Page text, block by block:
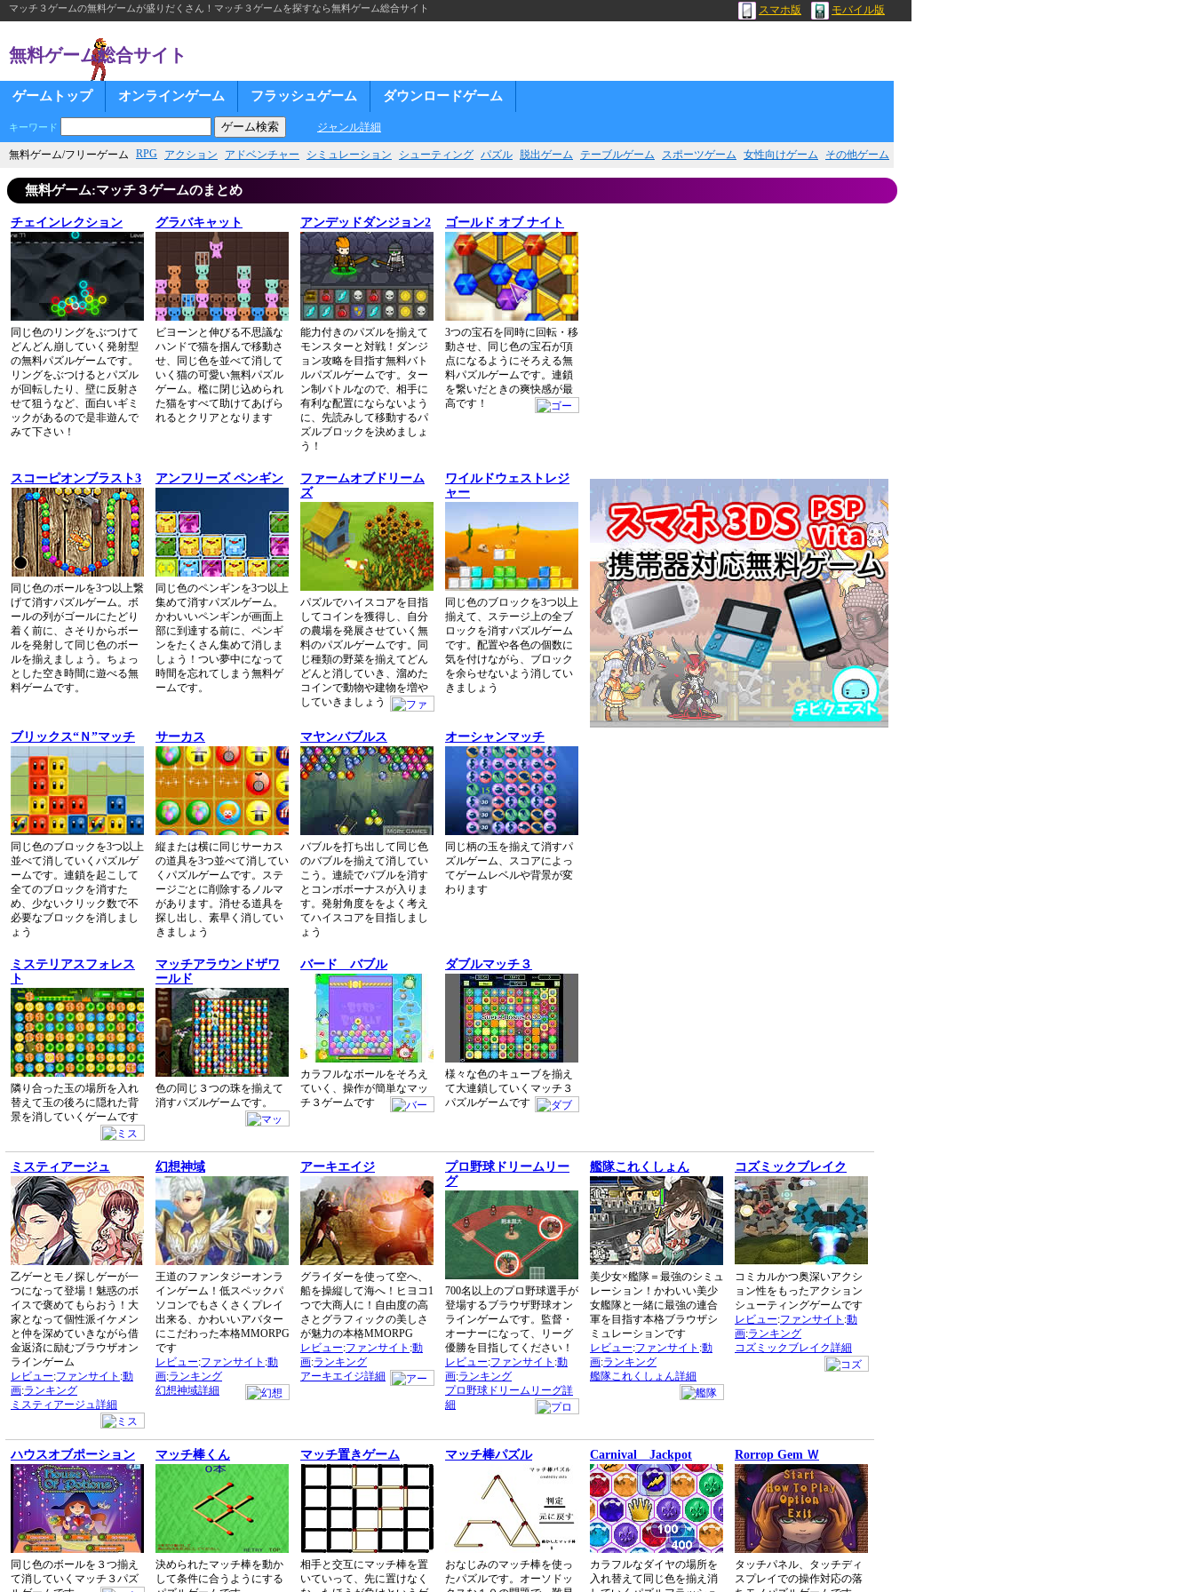
マッチ３ゲームの無料ゲームが盛りだくさん！マッチ３ゲームを探すなら無料ゲーム総合サイト スマホ版 モバイル版
無料ゲーム総合サイト
ゲームトップ オンラインゲーム フラッシュゲーム ダウンロードゲーム
キーワード ジャンル詳細
無料ゲーム/フリーゲーム RPG アクション アドベンチャー シミュレーション シューティング パズル 脱出ゲーム テーブルゲーム スポーツゲーム 女性向けゲーム その他ゲーム
無料ゲーム:マッチ３ゲームのまとめ
チェインレクション
同じ色のリングをぶつけて
どんどん崩していく発射型
の無料パズルゲームです。
リングをぶつけるとパズル
が回転したり、壁に反射さ
せて狙うなど、面白いギミ
ックがあるので是非遊んで
みて下さい！
グラバキャット
ビヨーンと伸びる不思議な
ハンドで猫を掴んで移動さ
せ、同じ色を並べて消して
いく猫の可愛い無料パズル
ゲーム。檻に閉じ込められ
た猫をすべて助けてあげら
れるとクリアとなります
アンデッドダンジョン2
能力付きのパズルを揃えて
モンスターと対戦！ダンジ
ョン攻略を目指す無料バト
ルパズルゲームです。ター
ン制バトルなので、相手に
有利な配置にならないよう
に、先読みして移動するパ
ズルブロックを決めましょ
う！
ゴールド オブ ナイト
3つの宝石を同時に回転・移
動させ、同じ色の宝石が頂
点になるようにそろえる無
料パズルゲームです。連鎖
を繋いだときの爽快感が最
高です！
スコーピオンブラスト3
同じ色のボールを3つ以上繋
げて消すパズルゲーム。ボ
ールの列がゴールにたどり
着く前に、さそりからボー
ルを発射して同じ色のボー
ルを揃えましょう。ちょっ
とした空き時間に遊べる無
料ゲームです。
アンフリーズ ペンギン
同じ色のペンギンを3つ以上
集めて消すパズルゲーム。
かわいいペンギンが画面上
部に到達する前に、ペンギ
ンをたくさん集めて消しま
しょう！つい夢中になって
時間を忘れてしまう無料ゲ
ームです。
ファームオブドリーム
ズ
パズルでハイスコアを目指
してコインを獲得し、自分
の農場を発展させていく無
料のパズルゲームです。同
じ種類の野菜を揃えてどん
どんと消していき、溜めた
コインで動物や建物を増や
していきましょう
ワイルドウェストレジ
ャー
同じ色のブロックを3つ以上
揃えて、ステージ上の全ブ
ロックを消すパズルゲーム
です。配置や各色の個数に
気を付けながら、ブロック
を余らせないよう消してい
きましょう
ブリックス“Ｎ”マッチ
同じ色のブロックを3つ以上
並べて消していくパズルゲ
ームです。連鎖を起こして
全てのブロックを消すた
め、少ないクリック数で不
必要なブロックを消しまし
ょう
サーカス
縦または横に同じサーカス
の道具を3つ並べて消してい
くパズルゲームです。ステ
ージごとに削除するノルマ
があります。消せる道具を
探し出し、素早く消してい
きましょう
マヤンバブルス
バブルを打ち出して同じ色
のバブルを揃えて消してい
こう。連続でバブルを消す
とコンボボーナスが入りま
す。発射角度ををよく考え
てハイスコアを目指しまし
ょう
オーシャンマッチ
同じ柄の玉を揃えて消すパ
ズルゲーム、スコアによっ
てゲームレベルや背景が変
わります
ミステリアスフォレス
ト
隣り合った玉の場所を入れ
替えて玉の後ろに隠れた背
景を消していくゲームです
マッチアラウンドザワ
ールド
色の同じ３つの珠を揃えて
消すパズルゲームです。
バード バブル
カラフルなボールをそろえ
ていく、操作が簡単なマッ
チ３ゲームです
ダブルマッチ３
様々な色のキューブを揃え
て大連鎖していくマッチ３
パズルゲームです
ミスティアージュ
乙ゲーとモノ探しゲーが一
つになって登場！魅惑のボ
イスで褒めてもらおう！大
家となって個性派イケメン
と仲を深めていきながら借
金返済に励むブラウザオン
ラインゲーム
レビュー:ファンサイト :動
画:ランキング
ミスティアージュ詳細
幻想神域
王道のファンタジーオンラ
インゲーム！低スペックパ
ソコンでもさくさくプレイ
出来る、かわいいアバター
にこだわった本格MMORPG
です
レビュー:ファンサイト :動
画:ランキング
幻想神域詳細
アーキエイジ
グライダーを使って空へ、
船を操縦して海へ！ヒヨコ1
つで大商人に！自由度の高
さとグラフィックの美しさ
が魅力の本格MMORPG
レビュー:ファンサイト :動
画:ランキング
アーキエイジ詳細
プロ野球ドリームリー
グ
700名以上のプロ野球選手が
登場するブラウザ野球オン
ラインゲームです。監督・
オーナーになって、リーグ
優勝を目指してください！
レビュー:ファンサイト :動
画:ランキング
プロ野球ドリームリーグ詳
細
艦隊これくしょん
美少女×艦隊＝最強のシミュ
レーション！かわいい美少
女艦隊と一緒に最強の連合
軍を目指す本格ブラウザシ
ミュレーションです
レビュー:ファンサイト :動
画:ランキング
艦隊これくしょん詳細
コズミックブレイク
コミカルかつ奥深いアクシ
ョン性をもったアクション
シューティングゲームです
レビュー:ファンサイト :動
画:ランキング
コズミックブレイク詳細
ハウスオブポーション
同じ色のボールを３つ揃え
て消していくマッチ３パズ
マッチ棒くん
決められたマッチ棒を動か
して条件に合うようにする
マッチ置きゲーム
相手と交互にマッチ棒を置
いていって、先に置けなく
マッチ棒パズル
おなじみのマッチ棒を使っ
たパズルです。オーソドッ
Carnival Jackpot
カラフルなダイヤの場所を
入れ替えて同じ色を揃え消
Rorrop Gem Ｗ
タッチパネル、タッチディ
スプレイでの操作対応の落